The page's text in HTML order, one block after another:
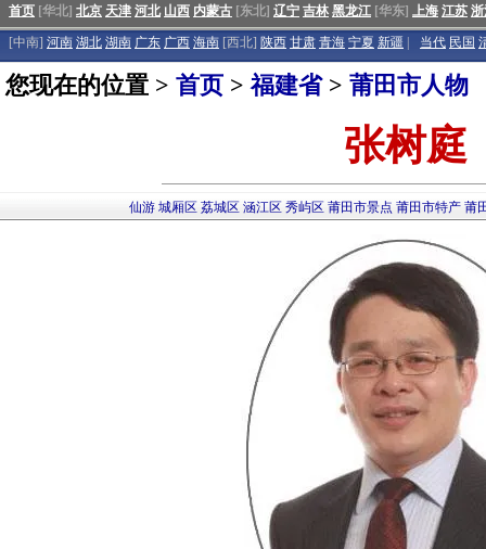
首页 [华北] 北京 天津 河北 山西 内蒙古 [东北] 辽宁 吉林 黑龙江 [华东] 上海 江苏
[中南] 河南 湖北 湖南 广东 广西 海南 [西北] 陕西 甘肃 青海 宁夏 新疆 当代 民国
您现在的位置 > 首页 >福建省> 莆田市人物
张树庭
仙游 城厢区 荔城区 涵江区 秀屿区 莆田市景点 莆田市特产 莆